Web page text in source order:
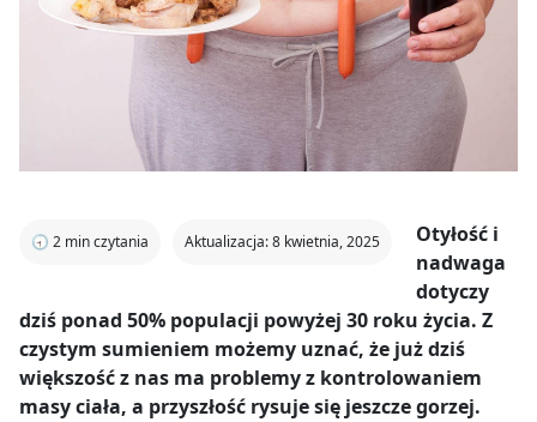
🕣 2 min czytania Aktualizacja: 8 kwietnia, 2025
Otyłość i
nadwaga
dotyczy
dziś ponad 50% populacji powyżej 30 roku życia. Z
czystym sumieniem możemy uznać, że już dziś
większość z nas ma problemy z kontrolowaniem
masy ciała, a przyszłość rysuje się jeszcze gorzej.